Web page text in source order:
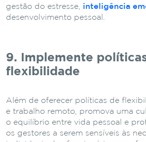
gestão do estresse, inteligência
desenvolvimento pessoal.
9. Implemente
flexibilidade
Além de oferecer políticas de
e trabalho remoto, promova uma
o equilíbrio entre vida pessoal e
os gestores a serem sensíveis às